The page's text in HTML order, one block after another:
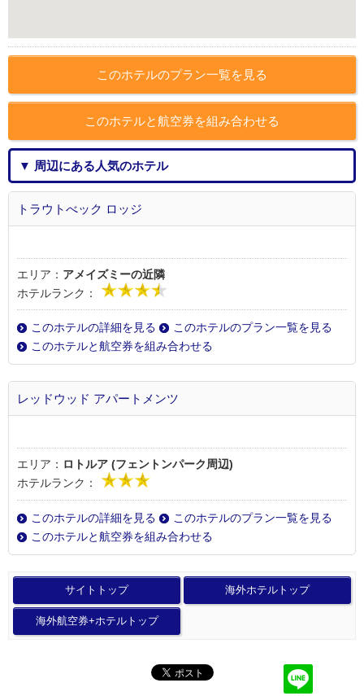
このホテルのプラン一覧を見る
このホテルと航空券を組み合わせる
▼ 周辺にある人気のホテル
トラウトべック ロッジ
エリア： アメイズミーの近隣
ホテルランク：
このホテルの詳細を見る
このホテルのプラン一覧を見る
このホテルと航空券を組み合わせる
レッドウッド アパートメンツ
エリア： ロトルア (フェントンパーク周辺)
ホテルランク：
このホテルの詳細を見る
このホテルのプラン一覧を見る
このホテルと航空券を組み合わせる
サイトトップ 海外ホテルトップ
海外航空券+ホテルトップ